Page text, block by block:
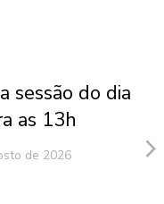
sessão do dia
as 13h
de 2026